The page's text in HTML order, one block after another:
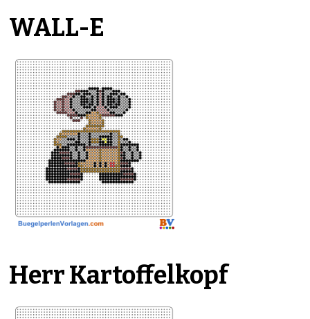
WALL-E
Herr Kartoffelkopf